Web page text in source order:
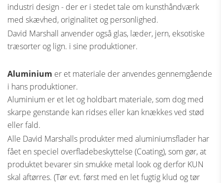
industri design - der er i stedet tale om kunsthåndværk
med skævhed, originalitet og personlighed.
David Marshall anvender også glas, læder, jern, eksotiske
træsorter og lign. i sine produktioner.
Aluminium er et materiale der anvendes gennemgående
i hans produktioner.
Aluminium er et let og holdbart materiale, som dog med
skarpe genstande kan ridses eller kan knækkes ved stød
eller fald.
Alle David Marshalls produkter med aluminiumsflader har
fået en speciel overfladebeskyttelse (Coating), som gør, at
produktet bevarer sin smukke metal look og derfor KUN
skal aftørres. (Tør evt. først med en let fugtig klud og tør